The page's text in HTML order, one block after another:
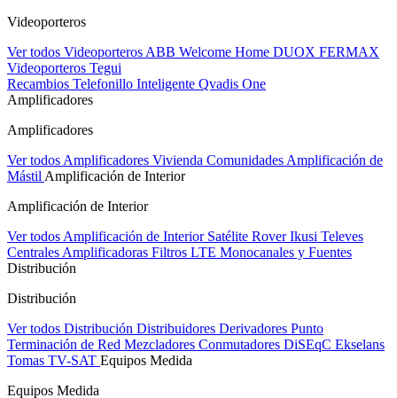
Videoporteros
Ver todos Videoporteros ABB Welcome Home DUOX FERMAX
Videoporteros Tegui
Recambios Telefonillo Inteligente Qvadis One
Amplificadores
Amplificadores
Ver todos Amplificadores Vivienda Comunidades Amplificación de
Mástil Amplificación de Interior
Amplificación de Interior
Ver todos Amplificación de Interior Satélite RoverIkusi Televes
Centrales Amplificadoras Filtros LTE Monocanales y Fuentes
Distribución
Distribución
Ver todos Distribución Distribuidores Derivadores Punto
Terminación de Red Mezcladores Conmutadores DiSEqC Ekselans
Tomas TV-SAT Equipos Medida
Equipos Medida